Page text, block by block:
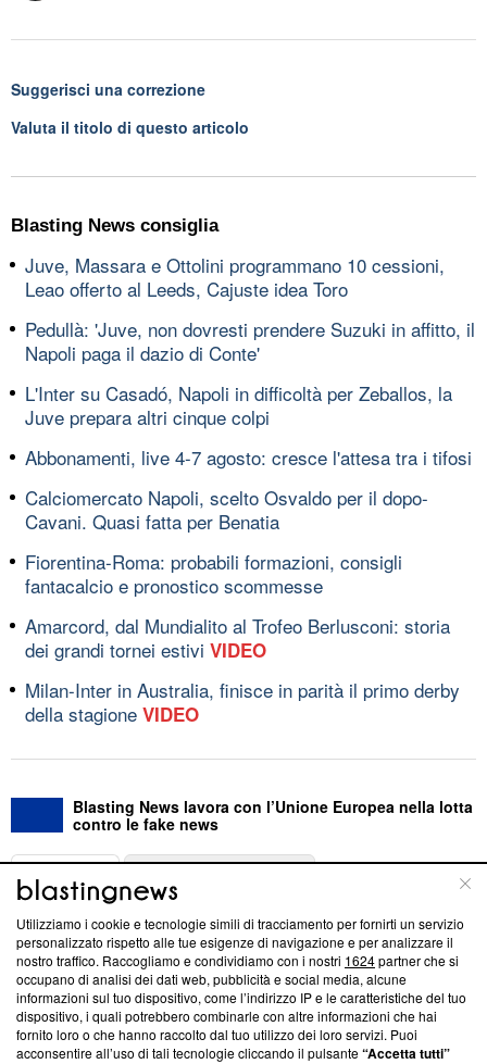
Suggerisci una correzione
Valuta il titolo di questo articolo
Blasting News consiglia
Juve, Massara e Ottolini programmano 10 cessioni,
Leao offerto al Leeds, Cajuste idea Toro
Pedullà: 'Juve, non dovresti prendere Suzuki in affitto, il
Napoli paga il dazio di Conte'
L'Inter su Casadó, Napoli in difficoltà per Zeballos, la
Juve prepara altri cinque colpi
Abbonamenti, live 4-7 agosto: cresce l'attesa tra i tifosi
Calciomercato Napoli, scelto Osvaldo per il dopo-
Cavani. Quasi fatta per Benatia
Fiorentina-Roma: probabili formazioni, consigli
fantacalcio e pronostico scommesse
Amarcord, dal Mundialito al Trofeo Berlusconi: storia
dei grandi tornei estivi VIDEO
Milan-Inter in Australia, finisce in parità il primo derby
della stagione VIDEO
Blasting News lavora con l’Unione Europea nella lotta
contro le fake news
ABOUT
Questa sezione offre informazioni trasparenti su Blasting
News, sui nostri processi editoriali e su come ci impegniamo a
creare news di qualità. Inoltre, afferma la nostra aderenza a
‘Trust Project - News with Integrity’Blasting News non è
ancora membro del programma, ma ha richiesto di farne
parte; Trust Project non ha ancora effettuato una verifica di
Utilizziamo i cookie e tecnologie simili di tracciamento per fornirti un servizio
personalizzato rispetto alle tue esigenze di navigazione e per analizzare il
nostro traffico. Raccogliamo e condividiamo con i nostri 1624partner che si
occupano di analisi dei dati web, pubblicità e social media, alcune
informazioni sul tuo dispositivo, come l’indirizzo IP e le caratteristiche del tuo
dispositivo, i quali potrebbero combinarle con altre informazioni che hai
fornito loro o che hanno raccolto dal tuo utilizzo dei loro servizi. Puoi
acconsentire all’uso di tali tecnologie cliccando il pulsante“Accetta tutti”